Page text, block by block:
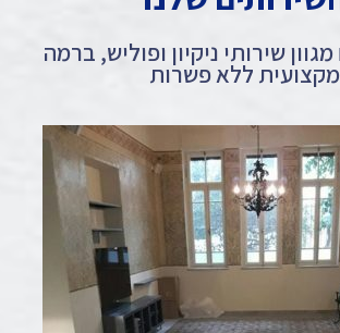
שירותי ניקיון ופוליש, ברמה
מקצועית ללא פשרות